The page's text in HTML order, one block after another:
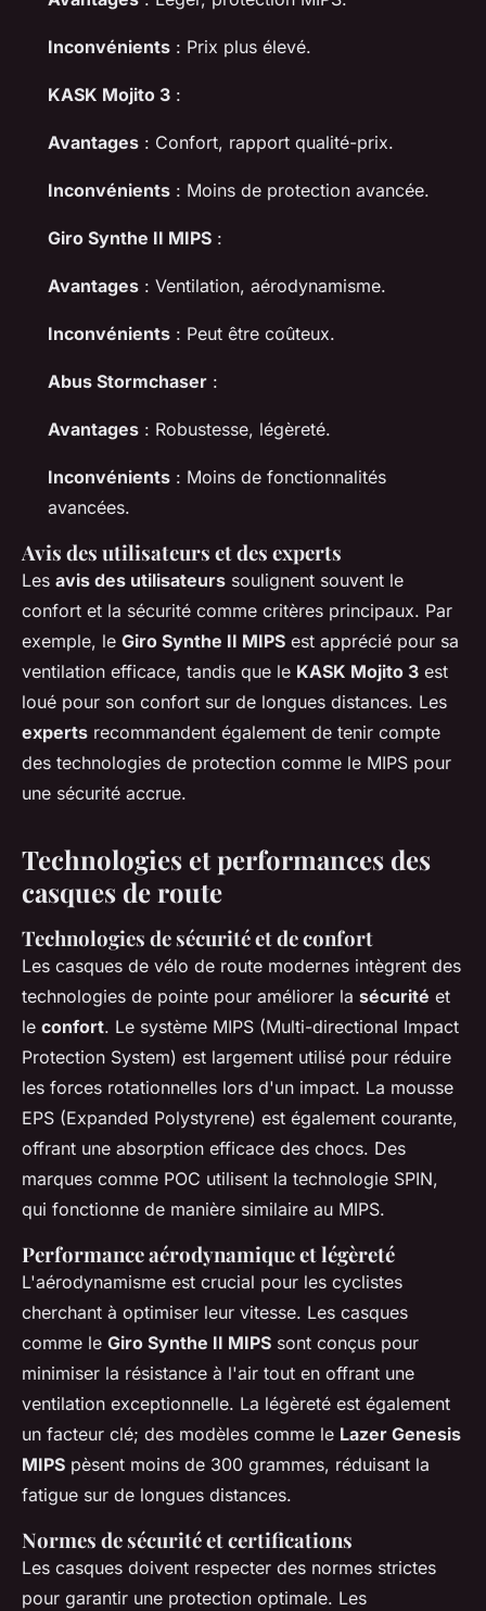
Inconvénients : Prix plus élevé.
KASK Mojito 3 :
Avantages : Confort, rapport qualité-prix.
Inconvénients : Moins de protection avancée.
Giro Synthe II MIPS :
Avantages : Ventilation, aérodynamisme.
Inconvénients : Peut être coûteux.
Abus Stormchaser :
Avantages : Robustesse, légèreté.
Inconvénients : Moins de fonctionnalités
avancées.
Avis des utilisateurs et des experts
Les avis des utilisateurs soulignent souvent le
confort et la sécurité comme critères principaux. Par
exemple, le Giro Synthe II MIPS est apprécié pour sa
ventilation efficace, tandis que le KASK Mojito 3 est
loué pour son confort sur de longues distances. Les
experts recommandent également de tenir compte
des technologies de protection comme le MIPS pour
une sécurité accrue.
Technologies et performances des
casques de route
Technologies de sécurité et de confort
Les casques de vélo de route modernes intègrent des
technologies de pointe pour améliorer la sécurité et
le confort. Le système MIPS (Multi-directional Impact
Protection System) est largement utilisé pour réduire
les forces rotationnelles lors d'un impact. La mousse
EPS (Expanded Polystyrene) est également courante,
offrant une absorption efficace des chocs. Des
marques comme POC utilisent la technologie SPIN,
qui fonctionne de manière similaire au MIPS.
Performance aérodynamique et légèreté
L'aérodynamisme est crucial pour les cyclistes
cherchant à optimiser leur vitesse. Les casques
comme le Giro Synthe II MIPS sont conçus pour
minimiser la résistance à l'air tout en offrant une
ventilation exceptionnelle. La légèreté est également
un facteur clé; des modèles comme le Lazer Genesis
MIPS pèsent moins de 300 grammes, réduisant la
fatigue sur de longues distances.
Normes de sécurité et certifications
Les casques doivent respecter des normes strictes
pour garantir une protection optimale. Les